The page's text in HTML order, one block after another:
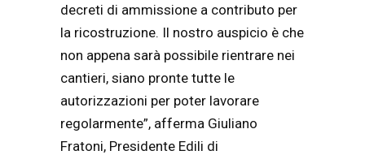
decreti di ammissione a contributo per
la ricostruzione. Il nostro auspicio è che
non appena sarà possibile rientrare nei
cantieri, siano pronte tutte le
autorizzazioni per poter lavorare
regolarmente”, afferma Giuliano
Fratoni, Presidente Edili di